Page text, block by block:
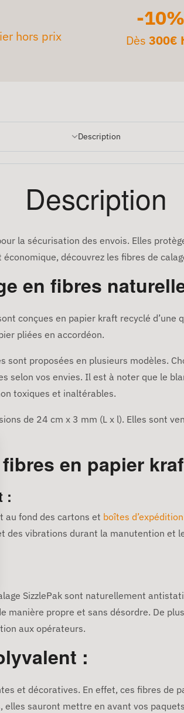
hors prix
-10%
Dès 300€
Description
Description
la sécurisation des envois. Elles
découvrez les fibres de
en fibres
conçues en papier kraft recyclé
pliées en accordéon.
sont proposées en plusieurs modèles.
selon vos envies. Il est à noter que le
toxiques et inaltérables.
de 24 cm x 3 mm (L x l). Elles sont
en papier
:
au fond des cartons et boîtes d’expédition
des vibrations durant la manutention
SizzlePak sont naturellement
propre et sans désordre. De
aux opérateurs.
:
et décoratives. En effet, ces fibres
sauront mettre en avant vos